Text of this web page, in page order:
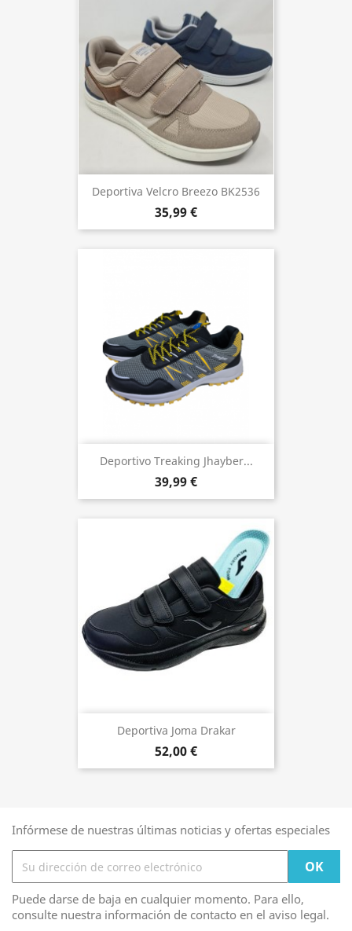
Deportiva Velcro Breezo BK2536
35,99 €
Deportivo Treaking Jhayber...
39,99 €
Deportiva Joma Drakar
52,00 €
Infórmese de nuestras últimas noticias y ofertas especiales
Puede darse de baja en cualquier momento. Para ello,
consulte nuestra información de contacto en el aviso legal.